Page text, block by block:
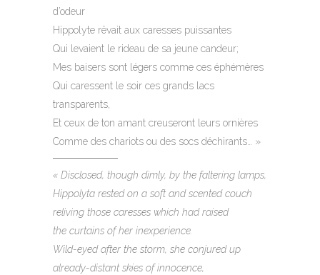
d’odeur
Hippolyte rêvait aux caresses puissantes
Qui levaient le rideau de sa jeune candeur;
Mes baisers sont légers comme ces éphémères
Qui caressent le soir ces grands lacs
transparents,
Et ceux de ton amant creuseront leurs ornières
Comme des chariots ou des socs déchirants… »
« Disclosed, though dimly, by the faltering lamps,
Hippolyta rested on a soft and scented couch
reliving those caresses which had raised
the curtains of her inexperience.
Wild-eyed after the storm, she conjured up
already-distant skies of innocence,